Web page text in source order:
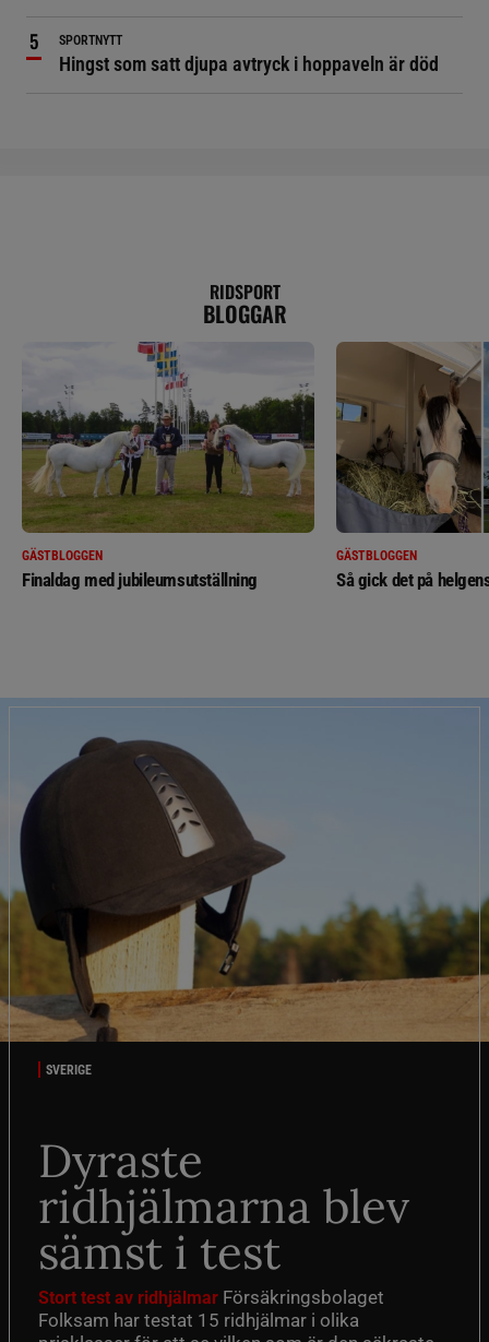
SPORTNYTT
Hingst som satt djupa avtryck i hoppaveln är död
RIDSPORT
BLOGGAR
GÄSTBLOGGEN
Finaldag med jubileumsutställning
GÄSTBLOGGEN
Så gick det på
SVERIGE
Dyraste
ridhjälmarna blev
sämst i test
Stort test av ridhjälmar Försäkringsbolaget
Folksam har testat 15 ridhjälmar i olika